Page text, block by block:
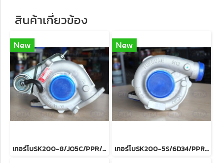
สินค้าเกี่ยวข้อง
New
เทอร์โบSK200-8/JO5C/PPR/2410
New
เทอร์โบSK200-5S/6D34/PPR/ME4